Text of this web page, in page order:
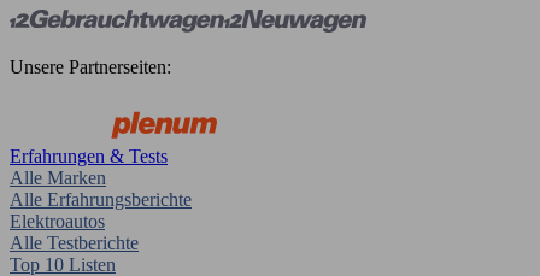
Unsere Partnerseiten:
Erfahrungen & Tests
Alle Marken
Alle Erfahrungsberichte
Elektroautos
Alle Testberichte
Top 10 Listen